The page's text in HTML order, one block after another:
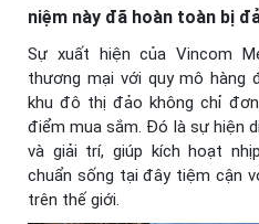
niệm này đã hoàn toàn bị
Sự xuất hiện của Vincom
thương mại với quy mô hàng
khu đô thị đảo không chỉ
điểm mua sắm. Đó là sự hiện
và giải trí, giúp kích hoạt
chuẩn sống tại đây tiệm cận
trên thế giới.